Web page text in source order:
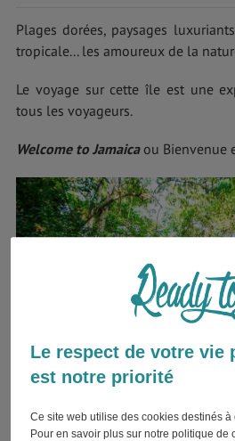
Plages dorées, paysages
tropicale... les amoureux de la
Le voyage sur cette île est une
tous les voyageurs.
Welcome to Jamaica ou Bienvenue
Le respect de votre vie
est notre priorité
Ce site web utilise des cookies destinés
Pour en savoir plus sur notre politique de